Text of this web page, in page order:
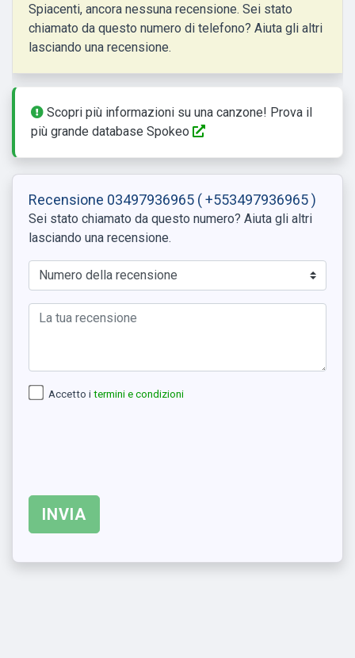
Spiacenti, ancora nessuna recensione. Sei stato
chiamato da questo numero di telefono? Aiuta gli altri
lasciando una recensione.
Scopri più informazioni su una canzone! Prova il
più grande database Spokeo
Recensione 03497936965 ( +553497936965 )
Sei stato chiamato da questo numero? Aiuta gli altri
lasciando una recensione.
Accetto i termini e condizioni